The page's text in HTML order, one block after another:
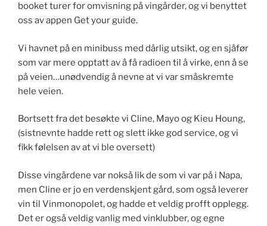
booket turer for omvisning på vingårder, og vi benyttet
oss av appen Get your guide.
Vi havnet på en minibuss med dårlig utsikt, og en sjåfør
som var mere opptatt av å få radioen til å virke, enn å se
på veien…unødvendig å nevne at vi var småskremte
hele veien.
Bortsett fra det besøkte vi Cline, Mayo og Kieu Houng,
(sistnevnte hadde rett og slett ikke god service, og vi
fikk følelsen av at vi ble oversett)
Disse vingårdene var nokså lik de som vi var på i Napa,
men Cline er jo en verdenskjent gård, som også leverer
vin til Vinmonopolet, og hadde et veldig profft opplegg.
Det er også veldig vanlig med vinklubber, og egne